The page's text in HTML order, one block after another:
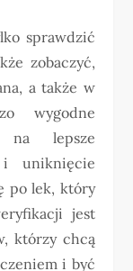
sprawdzić
zobaczyć,
a także w
wygodne
na lepsze
uniknięcie
po lek, który
jest
którzy chcą
i być